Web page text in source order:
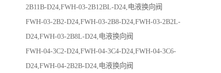
2B11B-D24,FWH-03-2B12BL-D24,电液换向阀
FWH-03-2B2-D24,FWH-03-2B8-D24,FWH-03-2B2L-
D24,FWH-03-2B8L-D24,电液换向阀
FWH-04-3C2-D24,FWH-04-3C4-D24,FWH-04-3C6-
D24,FWH-04-2B2B-D24,电液换向阀